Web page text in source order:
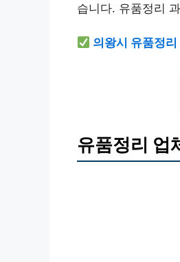
습니다. 유품정리
의왕시 유품정
유품정리 업